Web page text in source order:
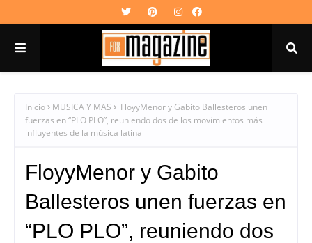
Inicio MUSICA Y MAS
FloyyMenor y Gabito Ballesteros unen
fuerzas en “PLO PLO”, reuniendo dos de los movimientos más
influyentes de la música latina
FloyyMenor y Gabito
Ballesteros unen fuerzas en
“PLO PLO”, reuniendo dos